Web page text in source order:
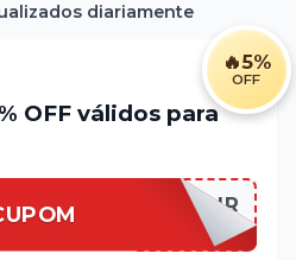
diariamente
🔥5%
OFF
OFF válidos para
BEMVINDATNR